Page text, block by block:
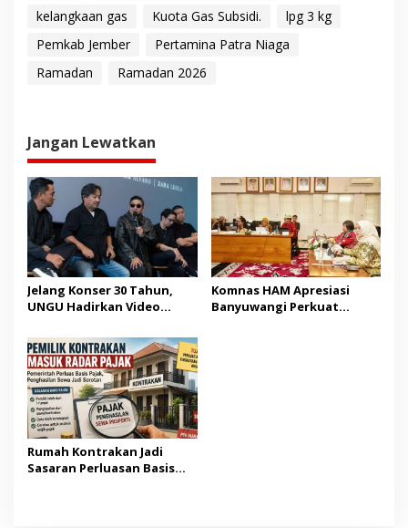
kelangkaan gas
Kuota Gas Subsidi.
lpg 3 kg
Pemkab Jember
Pertamina Patra Niaga
Ramadan
Ramadan 2026
Jangan Lewatkan
Jelang Konser 30 Tahun,
UNGU Hadirkan Video
Komnas HAM Apresiasi
Banyuwangi Perkuat
Rumah Kontrakan Jadi
Sasaran Perluasan Basis